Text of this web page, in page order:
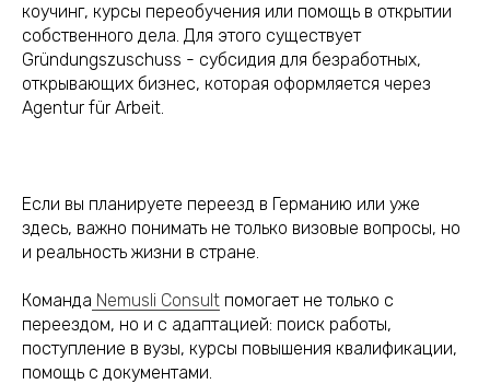
коучинг, курсы переобучения или помощь в открытии
собственного дела. Для этого существует
Gründungszuschuss - субсидия для безработных,
открывающих бизнес, которая оформляется через
Agentur für Arbeit.
Если вы планируете переезд в Германию или уже
здесь, важно понимать не только визовые вопросы, но
и реальность жизни в стране.
Команда Nemusli Consult помогает не только с
переездом, но и с адаптацией: поиск работы,
поступление в вузы, курсы повышения квалификации,
помощь с документами.